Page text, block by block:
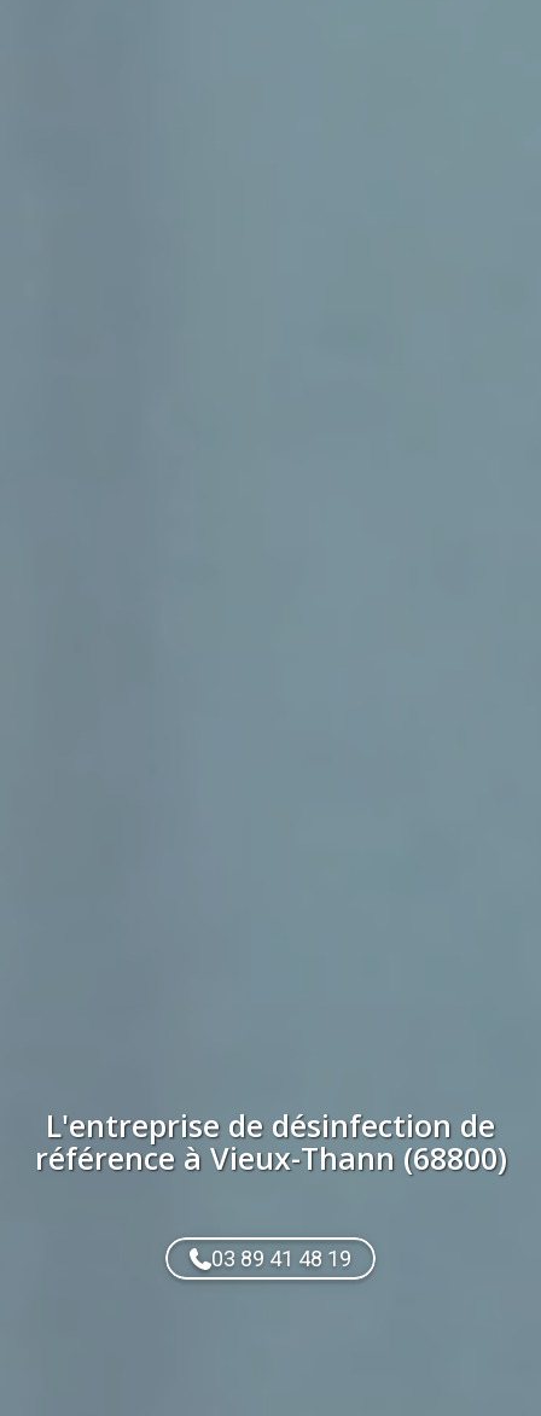
L'entreprise de désinfection de
référence à Vieux-Thann (68800)
03 89 41 48 19